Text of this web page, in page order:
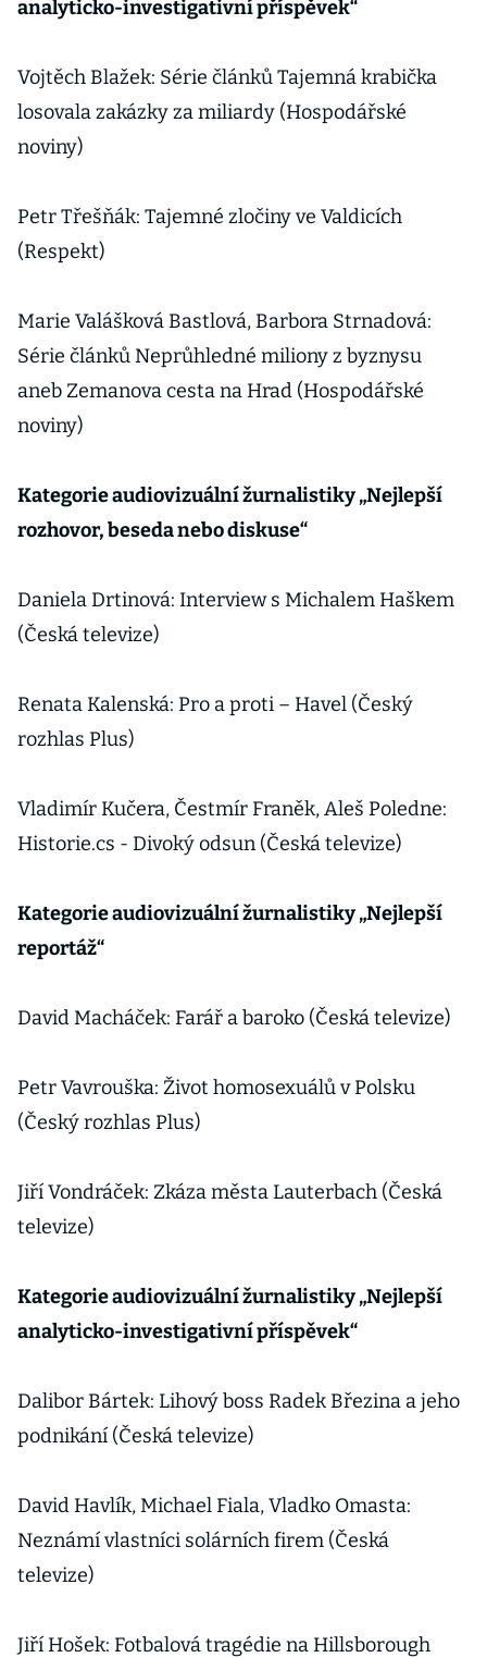
analyticko-investigativní příspěvek“
Vojtěch Blažek: Série článků Tajemná krabička
losovala zakázky za miliardy (Hospodářské
noviny)
Petr Třešňák: Tajemné zločiny ve Valdicích
(Respekt)
Marie Valášková Bastlová, Barbora Strnadová:
Série článků Neprůhledné miliony z byznysu
aneb Zemanova cesta na Hrad (Hospodářské
noviny)
Kategorie audiovizuální žurnalistiky „Nejlepší
rozhovor, beseda nebo diskuse“
Daniela Drtinová: Interview s Michalem Haškem
(Česká televize)
Renata Kalenská: Pro a proti – Havel (Český
rozhlas Plus)
Vladimír Kučera, Čestmír Franěk, Aleš Poledne:
Historie.cs - Divoký odsun (Česká televize)
Kategorie audiovizuální žurnalistiky „Nejlepší
reportáž“
David Macháček: Farář a baroko (Česká televize)
Petr Vavrouška: Život homosexuálů v Polsku
(Český rozhlas Plus)
Jiří Vondráček: Zkáza města Lauterbach (Česká
televize)
Kategorie audiovizuální žurnalistiky „Nejlepší
analyticko-investigativní příspěvek“
Dalibor Bártek: Lihový boss Radek Březina a jeho
podnikání (Česká televize)
David Havlík, Michael Fiala, Vladko Omasta:
Neznámí vlastníci solárních firem (Česká
televize)
Jiří Hošek: Fotbalová tragédie na Hillsborough